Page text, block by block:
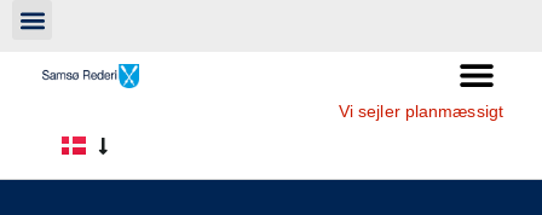
Vi sejler planmæssigt